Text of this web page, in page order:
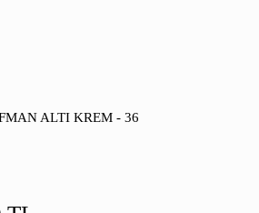
ALTI KREM - 36